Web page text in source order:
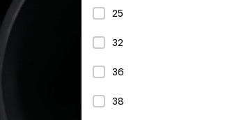
25
32
36
38